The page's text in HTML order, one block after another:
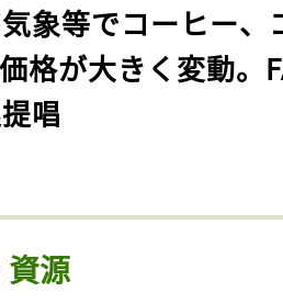
気象等でコーヒー、
格が大きく変動。
唱
資源